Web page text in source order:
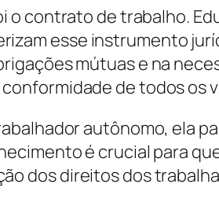
contrato de trabalho.
esse instrumento
mútuas e na
de todos os
autônomo, ela
é crucial para
dos direitos dos